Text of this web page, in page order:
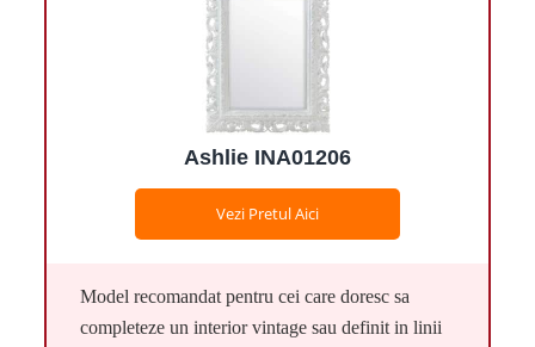
Ashlie INA01206
Vezi Pretul Aici
Model recomandat pentru cei care doresc sa
completeze un interior vintage sau definit in linii